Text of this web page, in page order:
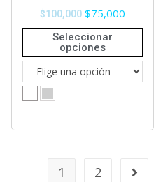
$100,000 $75,000
Seleccionar
opciones
1 2